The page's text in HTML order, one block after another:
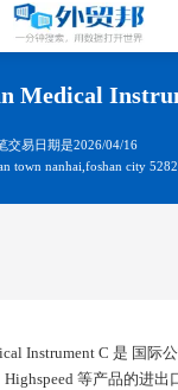
Medical
交易日期是2026/04/16
town nanhai,foshan city
Instrument C 是 国际
highspeed 等产品的进出